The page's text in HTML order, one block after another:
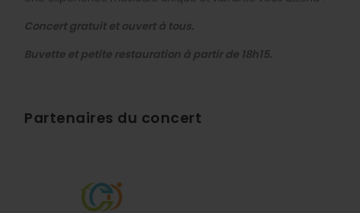
Concert gratuit et ouvert à tous.
Buvette et petite restauration à partir de 18h15.
Partenaires du concert